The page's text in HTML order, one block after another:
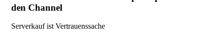
den Channel
Serverkauf ist Vertrauenssache